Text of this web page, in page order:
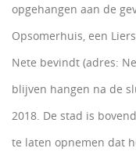
opgehangen aan de
Opsomerhuis, een
Nete bevindt (adres:
blijven hangen na de
2018. De stad is
te laten opnemen dat